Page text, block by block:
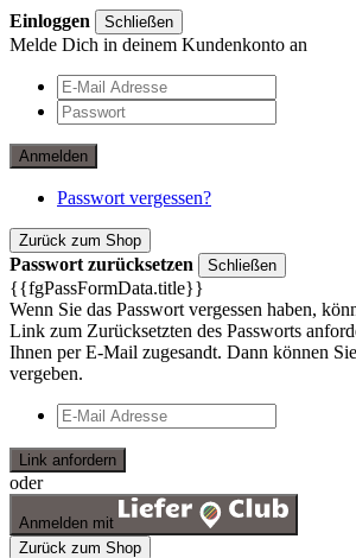
Einloggen Schließen
Melde Dich in deinem Kundenkonto an
Anmelden
Passwort vergessen?
Zurück zum Shop
Passwort zurücksetzen Schließen
{{fgPassFormData.title}}
Wenn Sie das Passwort vergessen haben,
Link zum Zurücksetzten des Passworts
Ihnen per E-Mail zugesandt. Dann können
vergeben.
Link anfordern
oder
Anmelden mit
Zurück zum Shop